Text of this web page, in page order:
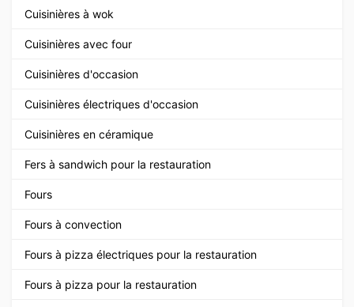
Cuisinières à wok
Cuisinières avec four
Cuisinières d'occasion
Cuisinières électriques d'occasion
Cuisinières en céramique
Fers à sandwich pour la restauration
Fours
Fours à convection
Fours à pizza électriques pour la restauration
Fours à pizza pour la restauration